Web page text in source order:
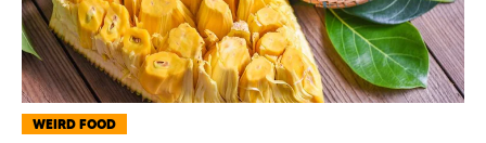
WEIRD FOOD